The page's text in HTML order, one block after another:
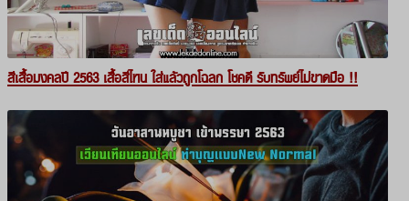
สีเสื้อมงคลปี 2563 เสื้อสีไหน ใส่แล้วถูกโฉลก โชคดี รับทรัพย์ไม่ขาดมือ !!